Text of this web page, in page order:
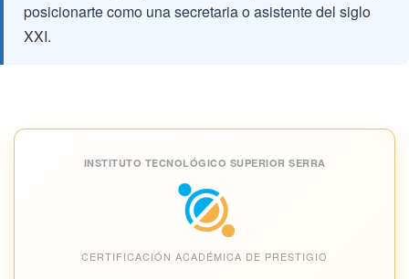
posicionarte como una secretaria o asistente del siglo
XXI.
INSTITUTO TECNOLÓGICO SUPERIOR SERRA
CERTIFICACIÓN ACADÉMICA DE PRESTIGIO